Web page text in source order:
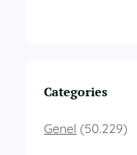
Categories
Genel (50.229)